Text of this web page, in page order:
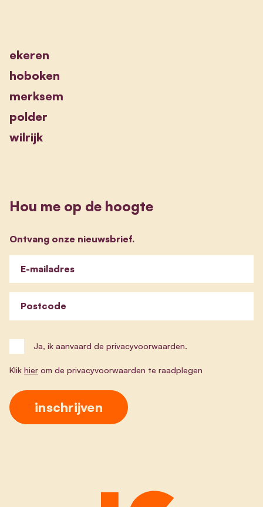
ekeren
hoboken
merksem
polder
wilrijk
Hou me op de hoogte
Ontvang onze nieuwsbrief.
E-mailadres
Postcode
Ja, ik aanvaard de privacyvoorwaarden.
Klik hier om de privacyvoorwaarden te raadplegen